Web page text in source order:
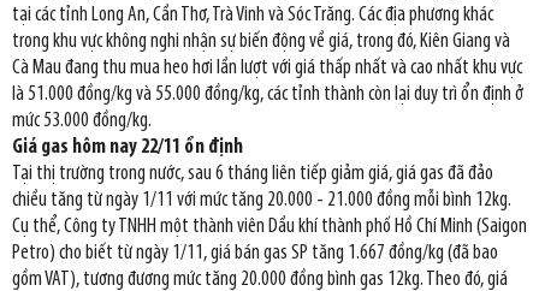
tại các tỉnh Long An, Cần Thơ, Trà Vinh và Sóc Trăng. Các địa phương khác
trong khu vực không nghi nhận sự biến động về giá, trong đó, Kiên Giang và
Cà Mau đang thu mua heo hơi lần lượt với giá thấp nhất và cao nhất khu vực
là 51.000 đồng/kg và 55.000 đồng/kg, các tỉnh thành còn lại duy trì ổn định ở
mức 53.000 đồng/kg.
Giá gas hôm nay 22/11 ổn định
Tại thị trường trong nước, sau 6 tháng liên tiếp giảm giá, giá gas đã đảo
chiều tăng từ ngày 1/11 với mức tăng 20.000 - 21.000 đồng mỗi bình 12kg.
Cụ thể, Công ty TNHH một thành viên Dầu khí thành phố Hồ Chí Minh (Saigon
Petro) cho biết từ ngày 1/11, giá bán gas SP tăng 1.667 đồng/kg (đã bao
gồm VAT), tương đương mức tăng 20.000 đồng bình gas 12kg. Theo đó, giá